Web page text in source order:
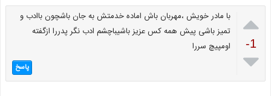

-1

با مادر خویش ،مهربان باش اماده خدمتش به جان باشچون باادب و
تمیز باشی پیش همه کس عزیز باشیباچشم ادب نگر پدررا ازگفته
اومپیچ سررا
پاسخ